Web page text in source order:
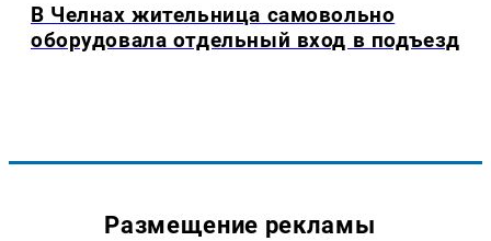
В Челнах жительница самовольно
оборудовала отдельный вход в подъезд
Размещение рекламы